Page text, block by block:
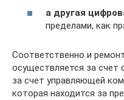
а другая
пределами, как
Соответственно и
осуществляется за счет
за счет управляющей
которая находится за